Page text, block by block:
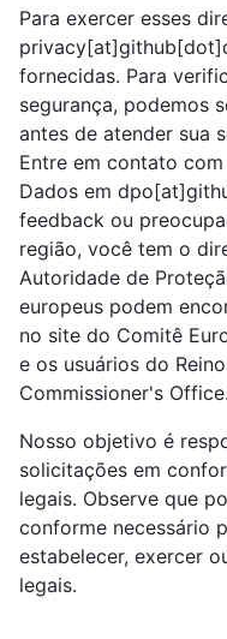
Para exercer esses
fornecidas. Para
segurança, podemos
antes de atender sua
Entre em contato
Dados em
feedback ou
região, você tem o
Autoridade de
europeus podem
no site do Comitê
e os usuários do
Commissioner's Office.
Nosso objetivo é
solicitações em
legais. Observe que
conforme necessário
estabelecer, exercer
legais.